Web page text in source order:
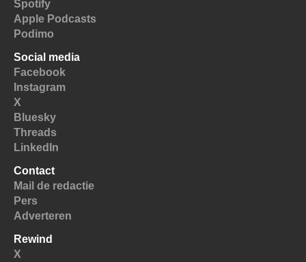
Spotify
Apple Podcasts
Podimo
Social media
Facebook
Instagram
X
Bluesky
Threads
LinkedIn
Contact
Mail de redactie
Pers
Adverteren
Rewind
X